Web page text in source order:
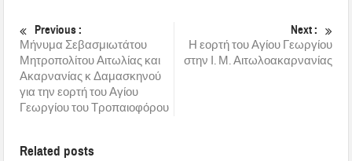
Previous :
Μήνυμα Σεβασμιωτάτου
Μητροπολίτου Αιτωλίας και
Ακαρνανίας κ Δαμασκηνού
για την εορτή του Αγίου
Γεωργίου του Τροπαιοφόρου
Next :
Η εορτή του Αγίου Γεωργίου
στην Ι. Μ. Αιτωλοακαρνανίας
Related posts